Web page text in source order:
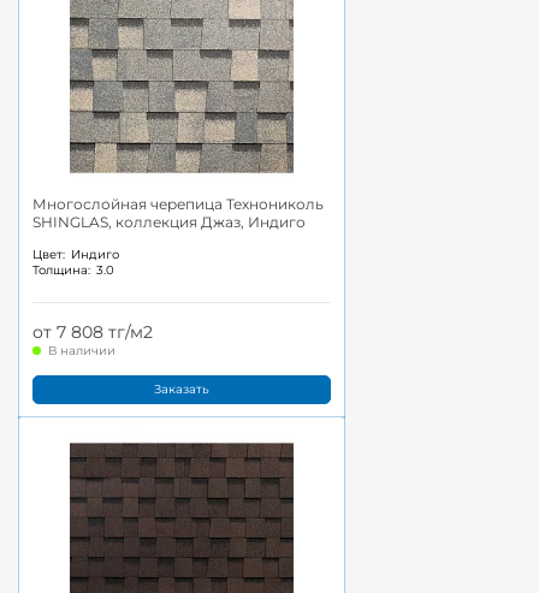
Многослойная черепица Технониколь
SHINGLAS, коллекция Джаз, Индиго
Цвет: Индиго
Толщина: 3.0
от 7 808 тг/м2
В наличии
Заказать